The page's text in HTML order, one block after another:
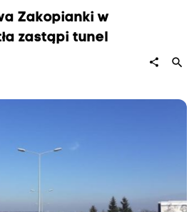
Zakopianki w
zastąpi tunel
share search